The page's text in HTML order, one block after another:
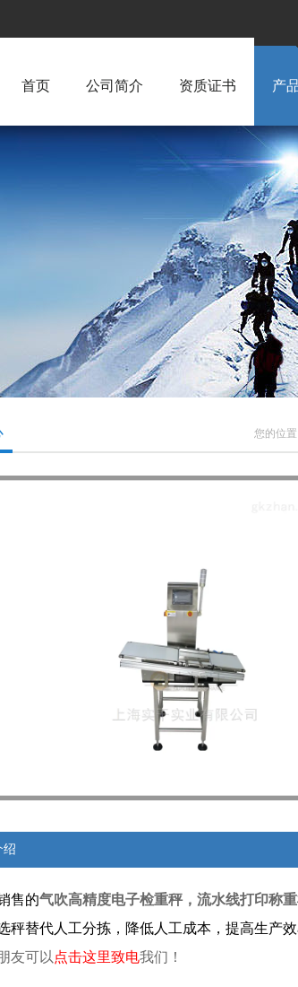
首页 公司简介 资质证书 产
您的位置
绍
售的气吹高精度电子检重秤，流水线打印称
秤替代人工分拣，降低人工成本，提高生产
友可以 点击这里致电我们！